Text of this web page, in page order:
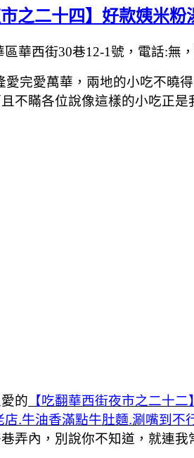
市之二十四】好款姨米
華西街30巷12-1號，電話:無
愛完愛萬華，兩地的小吃不曉
不瞞各位說像這樣的小吃正
的 【吃翻華西街夜市之二十
.牛油香滿點牛肚麵.涮嘴到不
弄內，別說你不知道，就連